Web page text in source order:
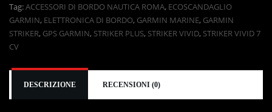
Tag:ACCESSORI DI BORDO NAUTICA ROMA, ECOSCANDAGLIO
GARMIN, ELETTRONICA DI BORDO, GARMIN MARINE, GARMIN
STRIKER, GPS GARMIN, STRIKER PLUS, STRIKER VIVID, STRIKER VIVID 7
CV
DESCRIZIONE RECENSIONI (0)